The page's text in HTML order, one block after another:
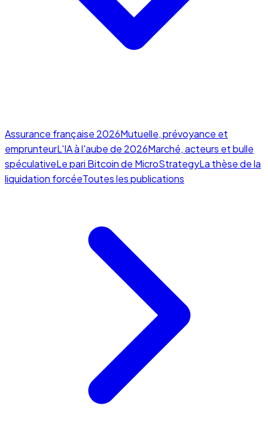
Assurance française 2026Mutuelle, prévoyance et
emprunteurL'IA à l'aube de 2026Marché, acteurs et bulle
spéculativeLe pari Bitcoin de MicroStrategyLa thèse de la
liquidation forcéeToutes les publications